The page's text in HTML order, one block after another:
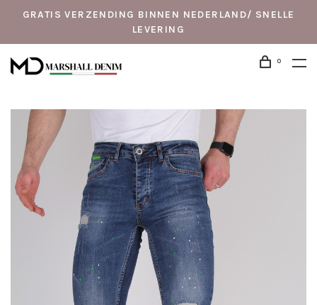
GRATIS VERZENDING BINNEN NEDERLAND/ SNELLE
LEVERING
0